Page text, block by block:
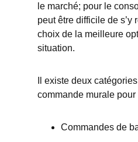
le marché; pour le
peut être difficile de s’y
choix de la meilleure
situation.
Il existe deux
commande murale
Commandes de